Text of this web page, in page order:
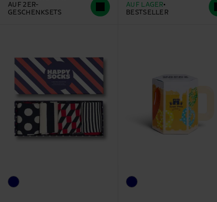
AUF 2ER-
GESCHENKSETS
AUF LAGER
BESTSELLER